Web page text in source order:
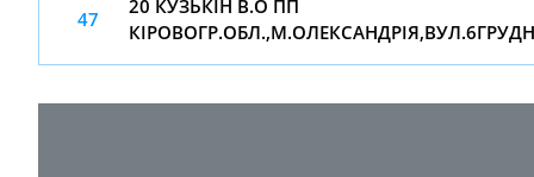
47
20 КУЗЬКІН В.О ПП